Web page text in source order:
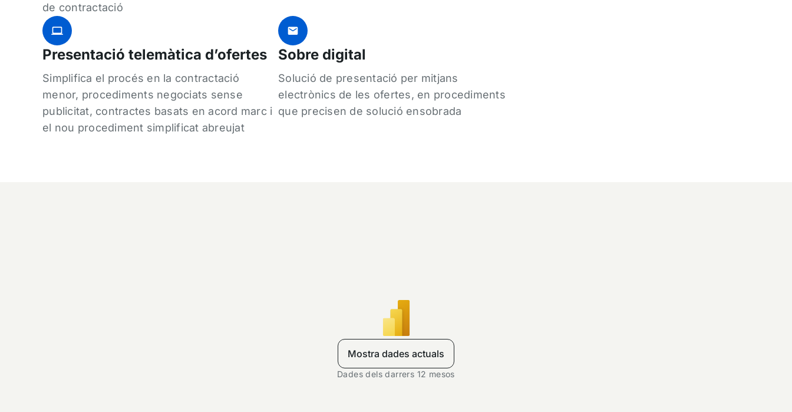
de contractació
Presentació telemàtica d’ofertes
Simplifica el procés en la contractació
menor, procediments negociats sense
publicitat, contractes basats en acord marc i
el nou procediment simplificat abreujat
Sobre digital
Solució de presentació per mitjans
electrònics de les ofertes, en procediments
que precisen de solució ensobrada
Mostra dades actuals
Dades dels darrers 12 mesos